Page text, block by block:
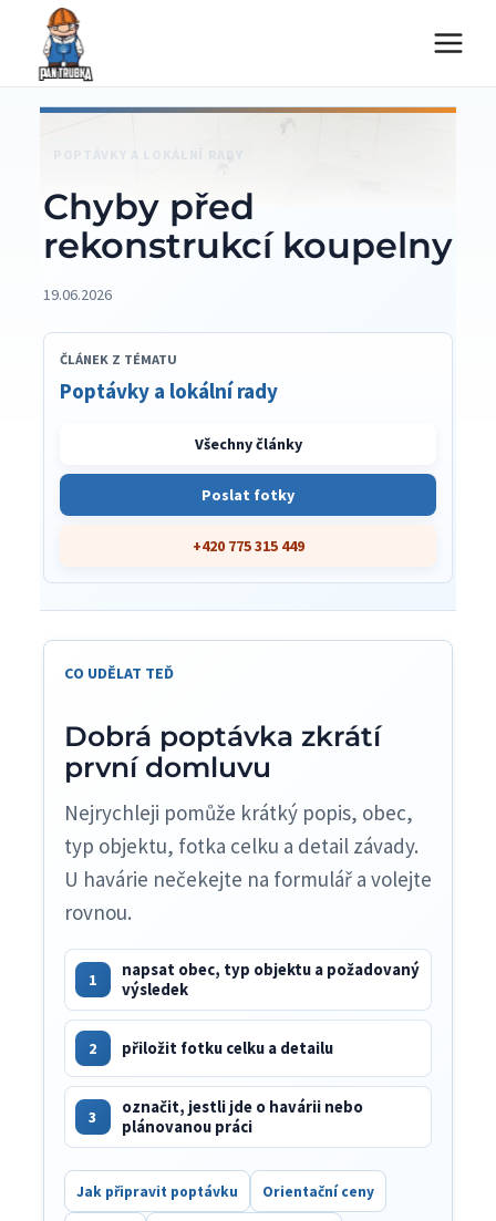
Přeskočit
obsah
POPTÁVKY A LOKÁLNÍ RADY
Chyby před
rekonstrukcí koupelny
19.06.2026
ČLÁNEK Z TÉMATU
Poptávky a lokální rady
Všechny články
Poslat fotky
+420 775 315 449
CO UDĚLAT TEĎ
Dobrá poptávka zkrátí
první domluvu
Nejrychleji pomůže krátký popis, obec,
typ objektu, fotka celku a detail závady.
U havárie nečekejte na formulář a volejte
rovnou.
1
napsat obec, typ objektu a požadovaný
výsledek
2 přiložit fotku celku a detailu
3
označit, jestli jde o havárii nebo
plánovanou práci
Jak připravit poptávku Orientační ceny